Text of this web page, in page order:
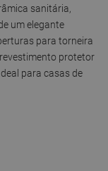
sanitária,
um elegante
para torneira
protetor
para casas de